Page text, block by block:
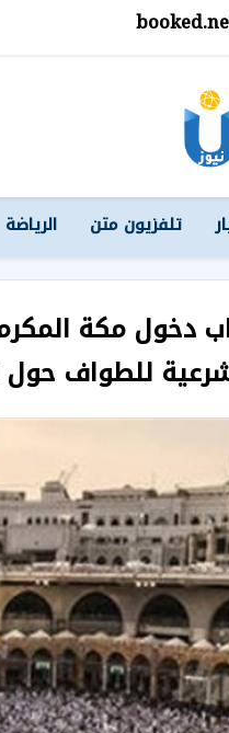
تلفزيون متن الرياضة
دخول مكة
للطواف حول